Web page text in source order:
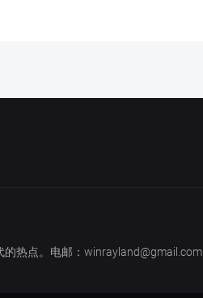
的热点。电邮：winrayland@gmail.com